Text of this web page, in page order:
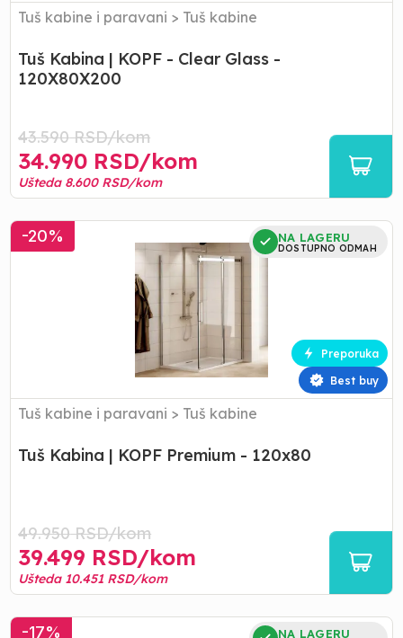
Tuš kabine i paravani > Tuš kabine
Tuš Kabina | KOPF - Clear Glass -
120X80X200
43.590RSD/kom
34.990 RSD/kom
Ušteda 8.600RSD/kom
Tuš
Kabina
-20%
Preporuka
Best buy
NA LAGERU
DOSTUPNO ODMAH
Tuš kabine i paravani > Tuš kabine
Tuš Kabina | KOPF Premium - 120x80
49.950RSD/kom
39.499 RSD/kom
Ušteda 10.451RSD/kom
Tuš
-17% NA LAGERU